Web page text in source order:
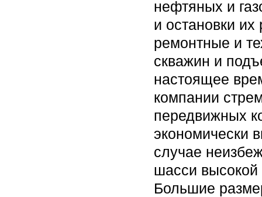
нефтяных и
и остановки
ремонтные и
скважин и
настоящее
компании
передвижных
экономически
случае
шасси высокой
Большие